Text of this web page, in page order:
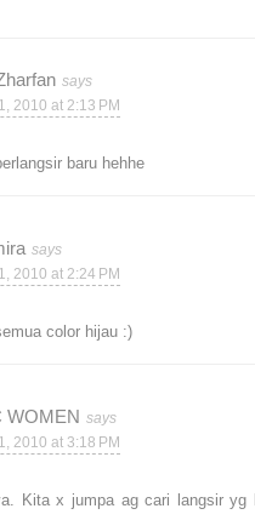
2010 at 2:13 PM
baru hehhe
2010 at 2:24 PM
color hijau :)
WOMEN
2010 at 3:18 PM
Kita x jumpa ag cari langsir